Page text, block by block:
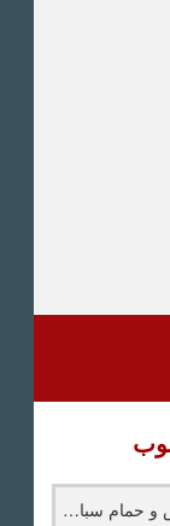
شقه فخمه للايجار فى دجله المعادى بها تيراس و حمام سباحه مشترك